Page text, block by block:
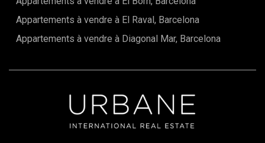
Appartements à vendre à El Raval, Barcelona
Appartements à vendre à Diagonal Mar, Barcelona